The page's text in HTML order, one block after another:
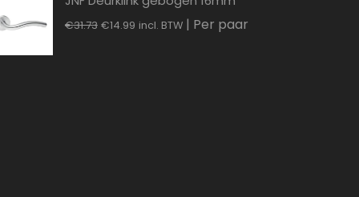
€31.73 Oorspronkelijke
€14.99Huidige
incl. BTW | Per paar